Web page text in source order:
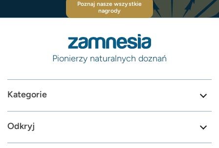
Poznaj nasze wszystkie
nagrody
Pionierzy naturalnych doznań
Kategorie
Odkryj